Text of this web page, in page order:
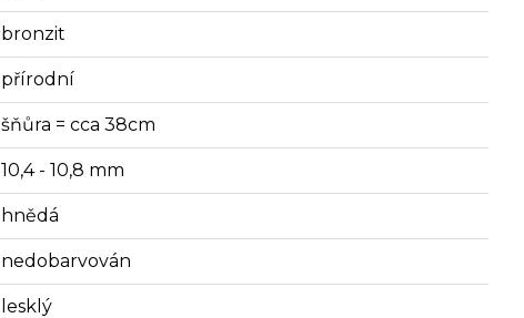
bronzit
přírodní
šňůra = cca 38cm
10,4 - 10,8 mm
hnědá
nedobarvován
lesklý